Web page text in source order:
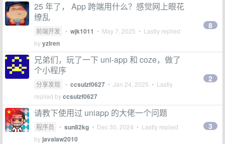
25 年了， App 跨端用什么？感觉网上眼花
缭乱
前端开发 • wjk1011 • May 7, 2025 • Lastly replied
byyzlren
8
兄弟们，玩了一下 uni-app 和 coze，做了
个小程序
分享发现 • ccsulzf0627 • Jan 24, 2025 • Lastly
replied byccsulzf0627
2
请教下使用过 uniapp 的大佬一个问题
程序员 • sun82kg • Dec 30, 2024 • Lastly replied
by javalaw2010
3